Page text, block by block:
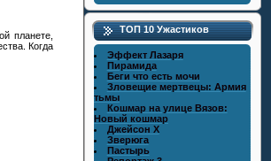
планете,
Когда
ТОП 10 Ужастиков
Эффект Лазаря
Пирамида
Беги что есть мочи
Зловещие мертвецы: Армия
тьмы
Кошмар на улице Вязов:
Новый кошмар
Джейсон X
Зверюга
Пастырь